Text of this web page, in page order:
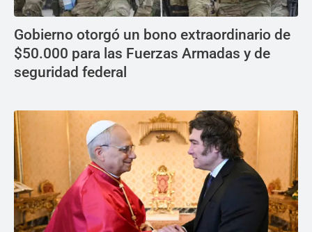
Gobierno otorgó un bono extraordinario de
$50.000 para las Fuerzas Armadas y de
seguridad federal